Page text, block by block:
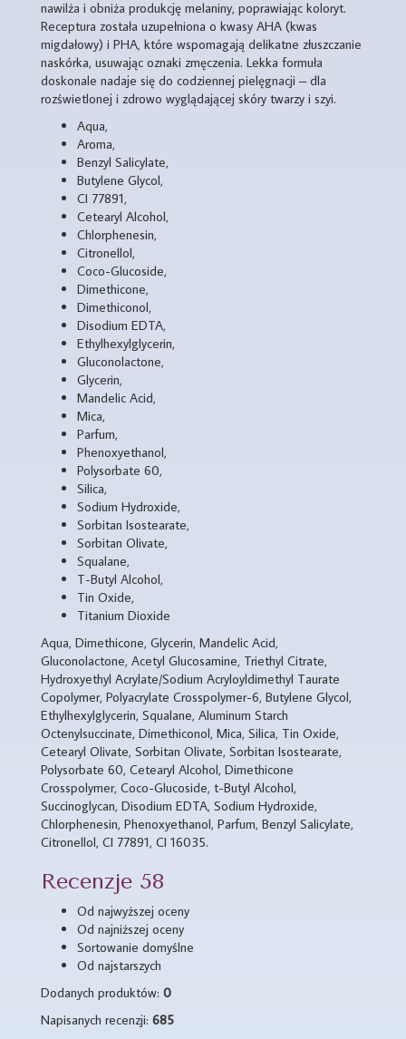
nawilża i obniża produkcję melaniny, poprawiając koloryt.
Receptura została uzupełniona o kwasy AHA (kwas
migdałowy) i PHA, które wspomagają delikatne złuszczanie
naskórka, usuwając oznaki zmęczenia. Lekka formuła
doskonale nadaje się do codziennej pielęgnacji – dla
rozświetlonej i zdrowo wyglądającej skóry twarzy i szyi.
Aqua,
Aroma,
Benzyl Salicylate,
Butylene Glycol,
CI 77891,
Cetearyl Alcohol,
Chlorphenesin,
Citronellol,
Coco-Glucoside,
Dimethicone,
Dimethiconol,
Disodium EDTA,
Ethylhexylglycerin,
Gluconolactone,
Glycerin,
Mandelic Acid,
Mica,
Parfum,
Phenoxyethanol,
Polysorbate 60,
Silica,
Sodium Hydroxide,
Sorbitan Isostearate,
Sorbitan Olivate,
Squalane,
T-Butyl Alcohol,
Tin Oxide,
Titanium Dioxide
Aqua, Dimethicone, Glycerin, Mandelic Acid,
Gluconolactone, Acetyl Glucosamine, Triethyl Citrate,
Hydroxyethyl Acrylate/Sodium Acryloyldimethyl Taurate
Copolymer, Polyacrylate Crosspolymer-6, Butylene Glycol,
Ethylhexylglycerin, Squalane, Aluminum Starch
Octenylsuccinate, Dimethiconol, Mica, Silica, Tin Oxide,
Cetearyl Olivate, Sorbitan Olivate, Sorbitan Isostearate,
Polysorbate 60, Cetearyl Alcohol, Dimethicone
Crosspolymer, Coco-Glucoside, t-Butyl Alcohol,
Succinoglycan, Disodium EDTA, Sodium Hydroxide,
Chlorphenesin, Phenoxyethanol, Parfum, Benzyl Salicylate,
Citronellol, CI 77891, CI 16035.
Recenzje 58
Od najwyższej oceny
Od najniższej oceny
Sortowanie domyślne
Od najstarszych
Dodanych produktów: 0
Napisanych recenzji: 685